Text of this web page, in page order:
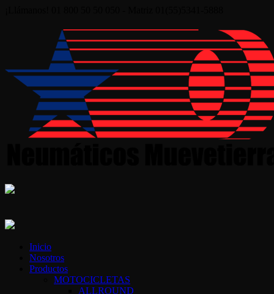
Inicio
Nosotros
Productos
MOTOCICLETAS
ALLROUND